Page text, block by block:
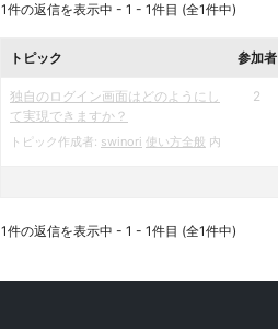
1件の返信を表示中 - 1 - 1件目 (全1件中)
トピック 参加者
独自のログイン画面はどのようにし
て実現できますか？
トピック作成者: swinori 使い方全般 内
2
1件の返信を表示中 - 1 - 1件目 (全1件中)